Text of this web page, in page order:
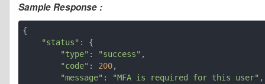
Sample Response :
{
"status" : {
"type" : "success" ,
"code" : 200,
"message" : "MFA is required for this user" ,